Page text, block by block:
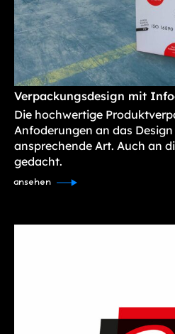
Verpackungsdesign mit
Die hochwertige
Anfoderungen an das
ansprechende Art. Auch an
gedacht.
ansehen